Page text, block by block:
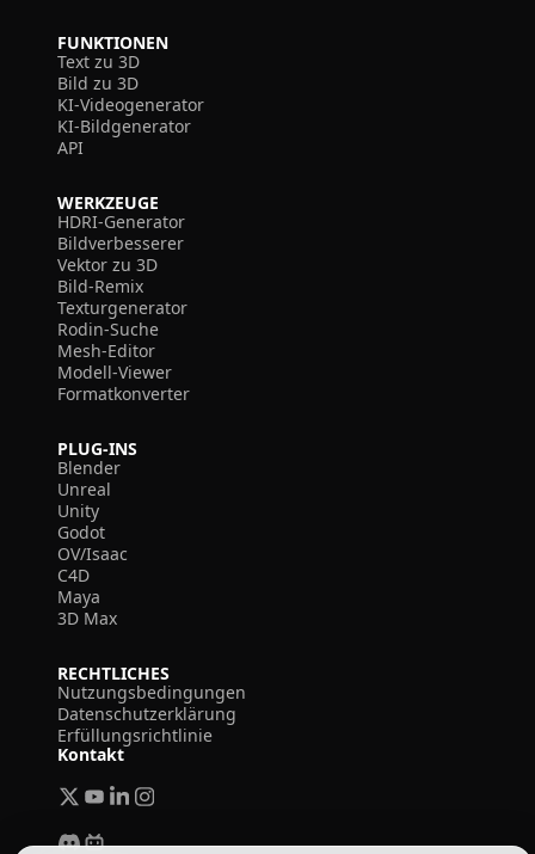
FUNKTIONEN
Text zu 3D
Bild zu 3D
KI-Videogenerator
KI-Bildgenerator
API
WERKZEUGE
HDRI-Generator
Bildverbesserer
Vektor zu 3D
Bild-Remix
Texturgenerator
Rodin-Suche
Mesh-Editor
Modell-Viewer
Formatkonverter
PLUG-INS
Blender
Unreal
Unity
Godot
OV/Isaac
C4D
Maya
3D Max
RECHTLICHES
Nutzungsbedingungen
Datenschutzerklärung
Erfüllungsrichtlinie
Kontakt